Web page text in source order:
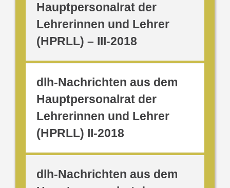
Hauptpersonalrat der
Lehrerinnen und Lehrer
(HPRLL) – III-2018
dlh-Nachrichten aus dem
Hauptpersonalrat der
Lehrerinnen und Lehrer
(HPRLL) II-2018
dlh-Nachrichten aus dem